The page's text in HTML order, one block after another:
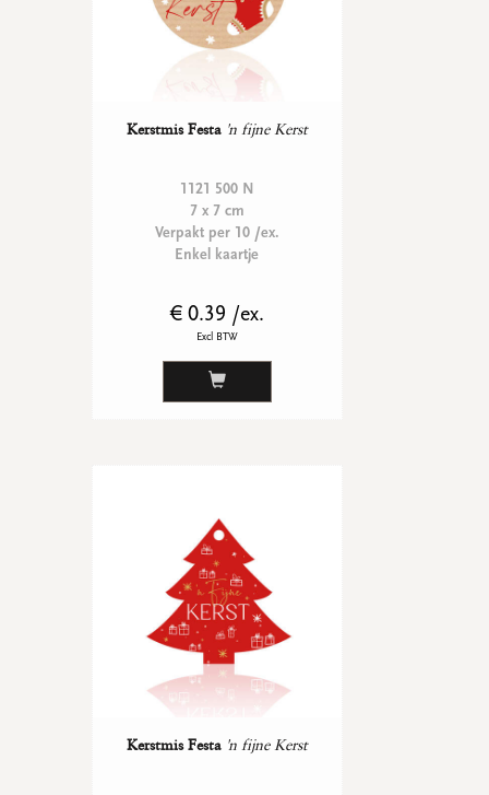
Kerstmis Festa 'n fijne Kerst
1121 500 N
7 x 7 cm
Verpakt per 10 /ex.
Enkel kaartje
€ 0.39 /ex.
Excl BTW
Kerstmis Festa 'n fijne Kerst